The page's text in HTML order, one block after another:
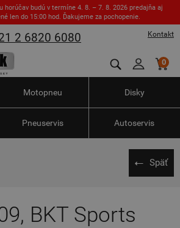
horúčav budú v termíne 4. 8. – 7. 8. 2026 predajňa aj
len do 15:00 hod. Ďakujeme za pochopenie.
Kontakt
2 6820 6080
0
Motopneu Disky
Pneuservis Autoservis
Späť
BKT Sports